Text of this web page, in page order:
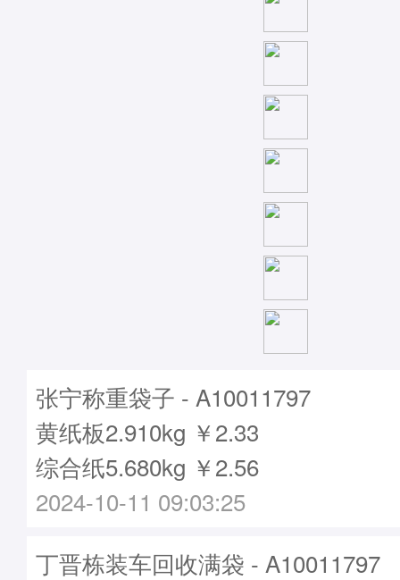
张宁称重袋子 - A10011797
黄纸板2.910kg ￥2.33
综合纸5.680kg ￥2.56
2024-10-11 09:03:25
丁晋栋装车回收满袋 - A10011797